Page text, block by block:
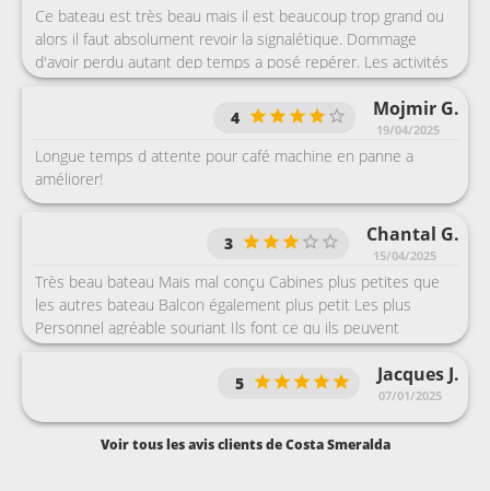
Ce bateau est très beau mais il est beaucoup trop grand ou
alors il faut absolument revoir la signalétique. Dommage
d'avoir perdu autant dep temps a posé repérer. Les activités
sur le bateau à part les spectacles que que j'ai vu a moitié, je
n'ai pas fait d'activité. Par rapport a l'heure de dîner, je n'ai
pas pu vu voir un spectacle entier !
Mojmir G.
19/04/2025
4
Longue temps d attente pour café machine en panne a
améliorer!
Chantal G.
15/04/2025
3
Très beau bateau Mais mal conçu Cabines plus petites que
les autres bateau Balcon également plus petit Les plus
Personnel agréable souriant Ils font ce qu ils peuvent
souvent débordés Notamment resto....service Très long
Jacques J.
07/01/2025
5
Voir tous les avis clients de Costa Smeralda